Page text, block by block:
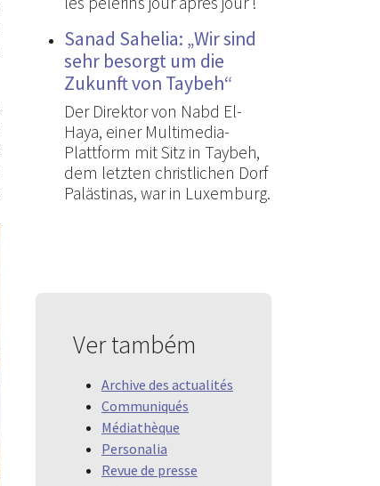
Sanad Sahelia: „Wir sind
sehr besorgt um die
Zukunft von Taybeh“
Der Direktor von Nabd El-
Haya, einer Multimedia-
Plattform mit Sitz in Taybeh,
dem letzten christlichen Dorf
Palästinas, war in Luxemburg.
Ver também
Archive des actualités
Communiqués
Médiathèque
Personalia
Revue de presse